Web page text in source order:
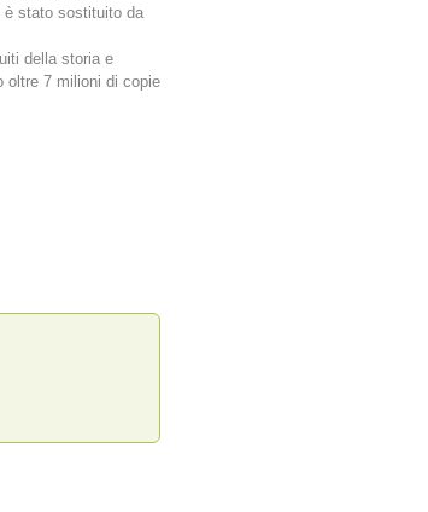
è stato sostituito da
della storia e
oltre 7 milioni di copie